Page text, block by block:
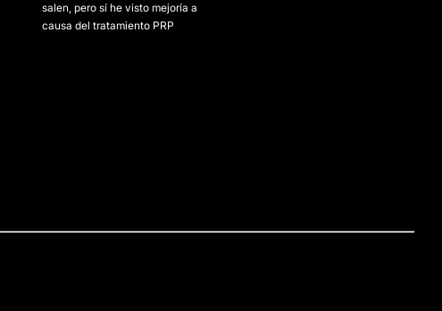
salen, pero sí he visto mejoría a
causa del tratamiento PRP